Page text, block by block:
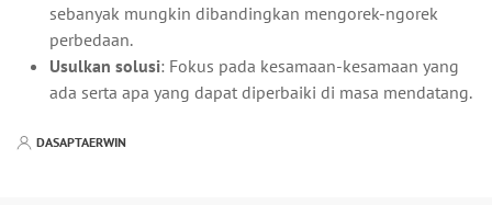
sebanyak mungkin dibandingkan mengorek-ngorek
perbedaan.
Usulkan solusi: Fokus pada kesamaan-kesamaan yang
ada serta apa yang dapat diperbaiki di masa mendatang.
DASAPTAERWIN